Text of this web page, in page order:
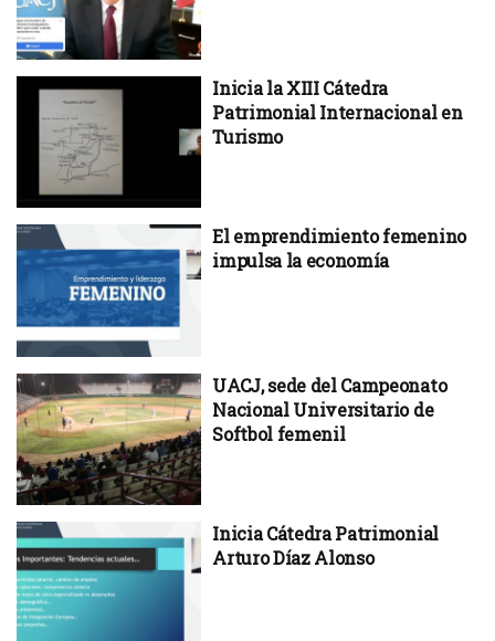
Inicia la XIII Cátedra
Patrimonial Internacional en
Turismo
El emprendimiento femenino
impulsa la economía
UACJ, sede del Campeonato
Nacional Universitario de
Softbol femenil
Inicia Cátedra Patrimonial
Arturo Díaz Alonso